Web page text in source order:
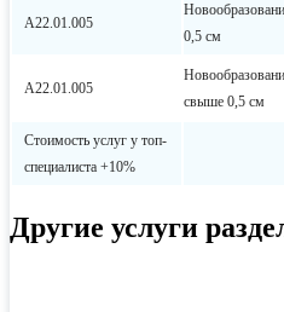
А22.01.005
0,5 см
А22.01.005
свыше 0,5 см
Стоимость услуг у топ-
специалиста +10%
Другие услуги